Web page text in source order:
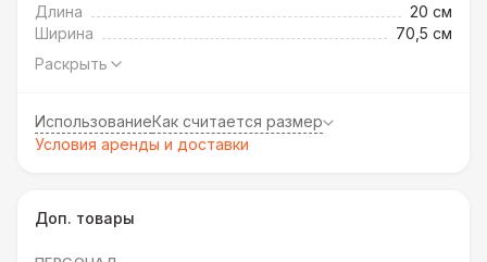
Длина
20 см
Ширина
70,5 см
Раскрыть
ИспользованиеКак считается размер
Условия аренды и доставки
Доп. товары